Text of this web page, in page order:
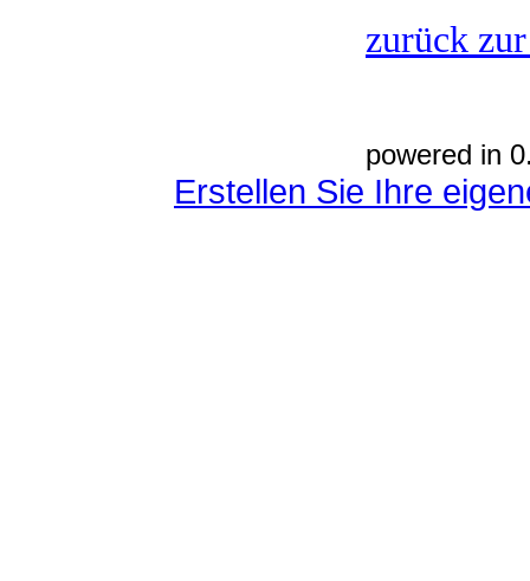
zurück
powered in
Erstellen Sie Ihre